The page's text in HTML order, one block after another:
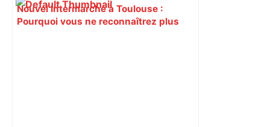
Nouvel Intermarché à Toulouse :
Pourquoi vous ne reconnaîtrez plus